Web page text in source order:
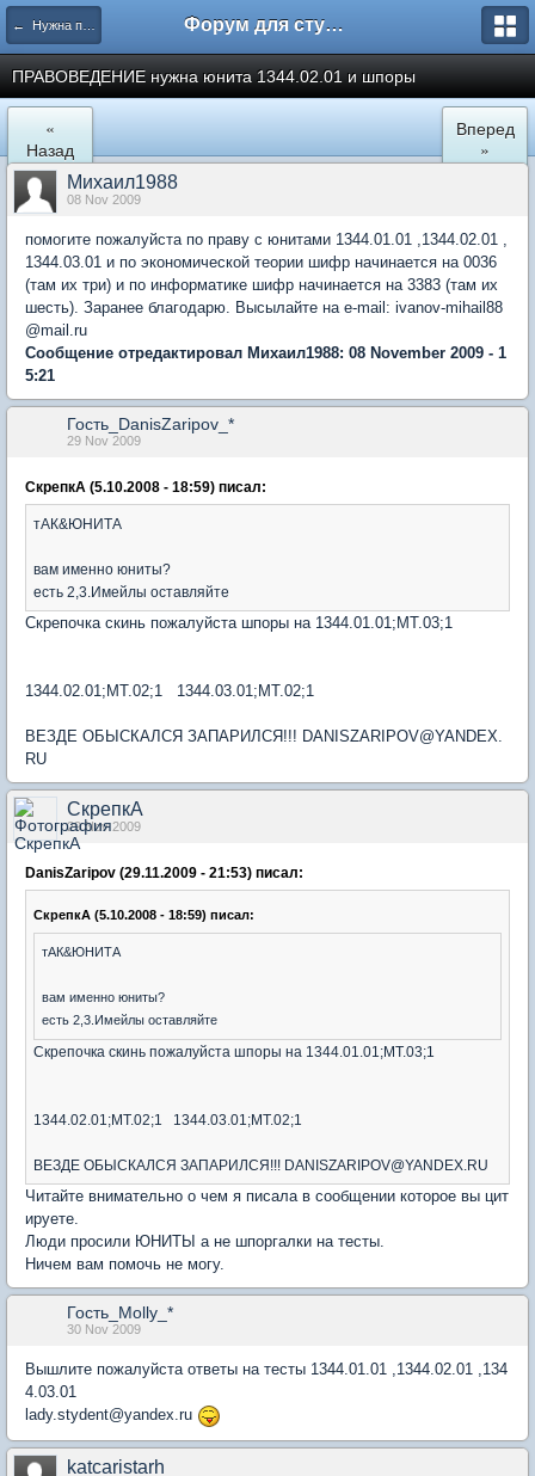
← Нужна помощь Форум для студента СГА
ПРАВОВЕДЕНИЕ нужна юнита 1344.02.01 и шпоры
«
Назад
Вперед
»
Михаил1988
08 Nov 2009
помогите пожалуйста по праву с юнитами 1344.01.01 ,1344.02.01 ,
1344.03.01 и по экономической теории шифр начинается на 0036
(там их три) и по информатике шифр начинается на 3383 (там их
шесть). Заранее благодарю. Высылайте на e-mail: ivanov-mihail88
@mail.ru
Сообщение отредактировал Михаил1988: 08 November 2009 - 1
5:21
Гость_DanisZaripov_*
29 Nov 2009
СкрепкА (5.10.2008 - 18:59) писал:
тАК&ЮНИТА
вам именно юниты?
есть 2,3.Имейлы оставляйте
Скрепочка скинь пожалуйста шпоры на 1344.01.01;MT.03;1
1344.02.01;MT.02;1 1344.03.01;MT.02;1
ВЕЗДЕ ОБЫСКАЛСЯ ЗАПАРИЛСЯ!!! DANISZARIPOV@YANDEX.
RU
СкрепкА
29 Nov 2009
DanisZaripov (29.11.2009 - 21:53) писал:
СкрепкА (5.10.2008 - 18:59) писал:
тАК&ЮНИТА
вам именно юниты?
есть 2,3.Имейлы оставляйте
Скрепочка скинь пожалуйста шпоры на 1344.01.01;MT.03;1
1344.02.01;MT.02;1 1344.03.01;MT.02;1
ВЕЗДЕ ОБЫСКАЛСЯ ЗАПАРИЛСЯ!!! DANISZARIPOV@YANDEX.RU
Читайте внимательно о чем я писала в сообщении которое вы цит
ируете.
Люди просили ЮНИТЫ а не шпоргалки на тесты.
Ничем вам помочь не могу.
Гость_Molly_*
30 Nov 2009
Вышлите пожалуйста ответы на тесты 1344.01.01 ,1344.02.01 ,134
4.03.01
lady.stydent@yandex.ru
katcaristarh